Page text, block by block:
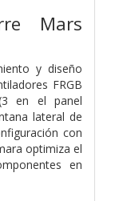
Mars
y diseño
FRGB
en el panel
lateral de
con
optimiza el
en